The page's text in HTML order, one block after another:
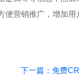
便营销推广，增加用
下一篇：免费